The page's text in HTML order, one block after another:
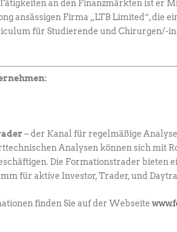
an den Finanzmärkten ist er
ansässigen Firma „LTB Limited“, die
für Studierende und Chirurgen/-
– der Kanal für regelmäßige
Analysen können sich mit
Die Formationstrader bieten
für aktive Investor, Trader, und
finden Sie auf der Webseite